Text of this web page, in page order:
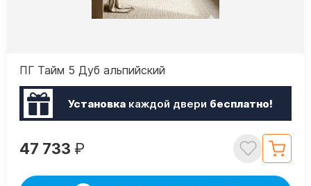
ПГ Тайм 5 Дуб альпийский
Установкакаждой двери бесплатно!
47 733 ₽